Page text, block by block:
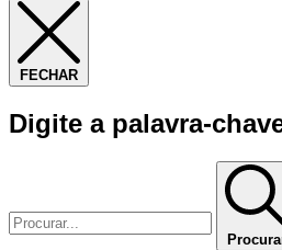
FECHAR
Digite a palavra-